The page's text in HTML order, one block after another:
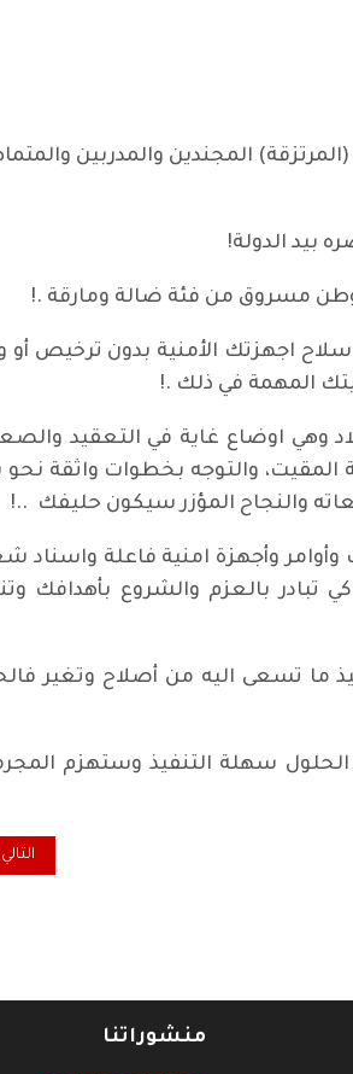
المجندين والمدربين
بيد الدولة!
وطن مسروق من فئة ضالة ومارقة .!
اجهزتك الأمنية بدون ترخيص أو
المهمة في ذلك .!
وهي اوضاع غاية في التعقيد
والتوجه بخطوات واثقة نحو
والنجاح المؤزر سيكون حليفك ..!
وأجهزة امنية فاعلة واسناد
بالعزم والشروع بأهدافك
ما تسعى اليه من أصلاح وتغير
سهلة التنفيذ وستهزم
التالي
منشوراتنا